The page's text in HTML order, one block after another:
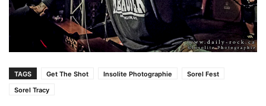
TAGS Get The Shot Insolite Photographie
Sorel Fest
Sorel Tracy